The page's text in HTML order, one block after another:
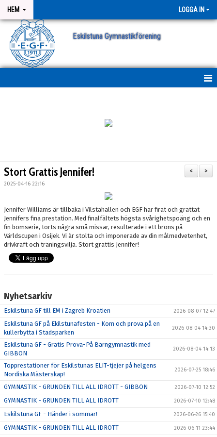
HEM LOGGA IN
Eskilstuna Gymnastikförening
>
<
Stort Grattis Jennifer!
2025-04-16 22:16
Jennifer Williams är tillbaka i Vilstahallen och EGF har firat och grattat
Jennifers fina prestation. Med finalfältets högsta svårighetspoäng och en
fin bomserie, torts några små missar, resulterade i ett brons på
Världscupen i Osijek. Vi är stolta och imponerade av din målmedvetenhet,
drivkraft och träningsvilja. Stort grattis Jennifer!
Nyhetsarkiv
Eskilstuna GF till EM i Zagreb Kroatien 2026-08-07 12:47
Eskilstuna GF på Ekilstunafesten - Kom och prova på en
kullerbytta i Stadsparken
2026-08-04 14:30
Eskilstuna GF - Gratis Prova-På Barngymnastik med
GIBBON
2026-08-04 14:13
Topprestationer för Eskilstunas ELIT-tjejer på helgens
Nordiska Mästerskap!
2026-07-25 18:46
GYMNASTIK - GRUNDEN TILL ALL IDROTT - GIBBON 2026-07-10 12:52
GYMNASTIK - GRUNDEN TILL ALL IDROTT 2026-07-10 12:48
Eskilstuna GF - Händer i sommar! 2026-06-26 15:40
GYMNASTIK - GRUNDEN TILL ALL IDROTT 2026-06-11 23:44